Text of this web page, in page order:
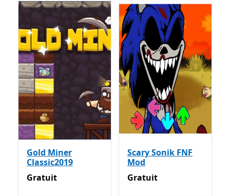
Gold Miner
Classic2019
Gratuit
Gratuit
Scary Sonik FNF
Mod
Gratuit
Gratuit